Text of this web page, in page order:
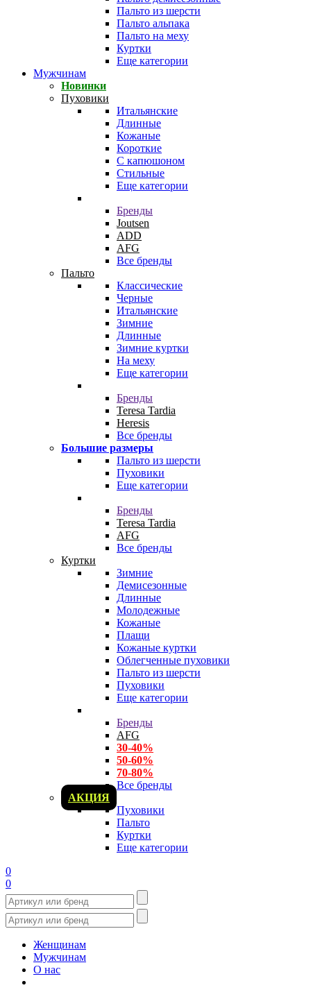
Пальто из шерсти
Пальто альпака
Пальто на меху
Куртки
Еще категории
Мужчинам
Новинки
Пуховики
Итальянские
Длинные
Кожаные
Короткие
С капюшоном
Стильные
Еще категории
Бренды
Joutsen
ADD
AFG
Все бренды
Пальто
Классические
Черные
Итальянские
Зимние
Длинные
Зимние куртки
На меху
Еще категории
Бренды
Teresa Tardia
Heresis
Все бренды
Большие размеры
Пальто из шерсти
Пуховики
Еще категории
Бренды
Teresa Tardia
AFG
Все бренды
Куртки
Зимние
Демисезонные
Длинные
Молодежные
Кожаные
Плащи
Кожаные куртки
Облегченные пуховики
Пальто из шерсти
Пуховики
Еще категории
Бренды
AFG
30-40%
50-60%
70-80%
Все бренды
АКЦИЯ
Пуховики
Пальто
Куртки
Еще категории
0
0
Женщинам
Мужчинам
О нас